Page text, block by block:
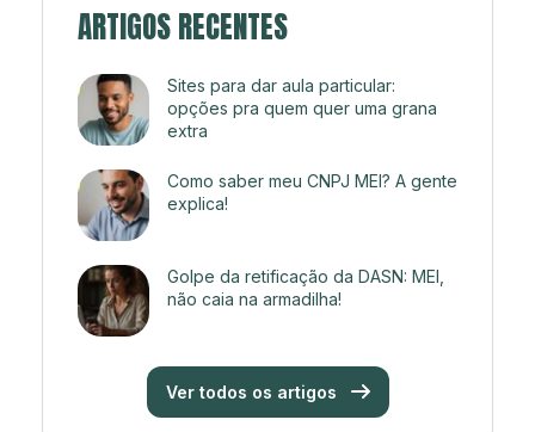
ARTIGOS RECENTES
Sites para dar aula particular:
opções pra quem quer uma grana
extra
Como saber meu CNPJ MEI? A gente
explica!
Golpe da retificação da DASN: MEI,
não caia na armadilha!
Ver todos os artigos